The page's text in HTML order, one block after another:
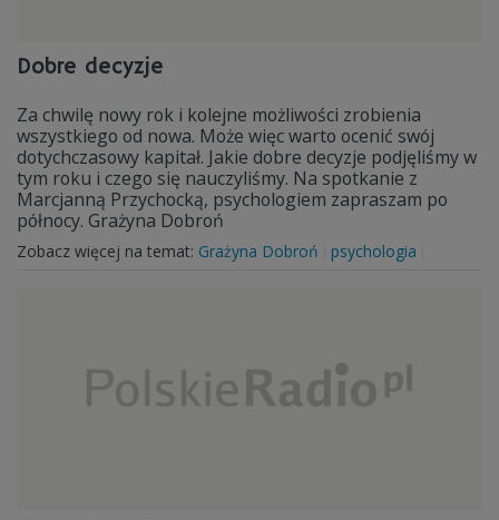
Dobre decyzje
Za chwilę nowy rok i kolejne możliwości zrobienia
wszystkiego od nowa. Może więc warto ocenić swój
dotychczasowy kapitał. Jakie dobre decyzje podjęliśmy w
tym roku i czego się nauczyliśmy. Na spotkanie z
Marcjanną Przychocką, psychologiem zapraszam po
północy. Grażyna Dobroń
Zobacz więcej na temat: Grażyna Dobroń psychologia